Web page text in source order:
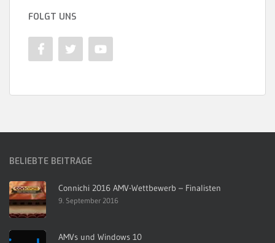
FOLGT UNS
BELIEBTE BEITRÄGE
Connichi 2016 AMV-Wettbewerb – Finalisten
9. September 2016
AMVs und Windows 10